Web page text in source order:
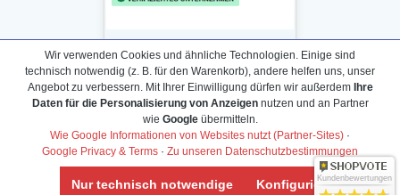
Daten­schutz­erklärung
Widerrufs­recht /Widerrufs­formular
AGB & Info
Impressum
Wir verwenden Cookies und ähnliche Technologien. Einige sind
technisch notwendig (z. B. für den Warenkorb), andere helfen uns, unser
Angebot zu verbessern. Mit Ihrer Einwilligung dürfen wir außerdem Ihre
Daten für die Personalisierung von Anzeigennutzen und an Partner
wie Googleübermitteln.
Wie Google Informationen von Websites nutzt (Partner-Sites) ·
Google Privacy & Terms · Zu unseren Datenschutzbestimmungen
Nur technisch notwendige KonfigurierenKundenbewertungen